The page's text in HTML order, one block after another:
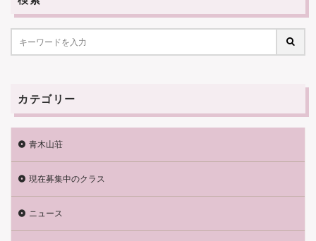
カテゴリー
青木山荘
現在募集中のクラス
ニュース